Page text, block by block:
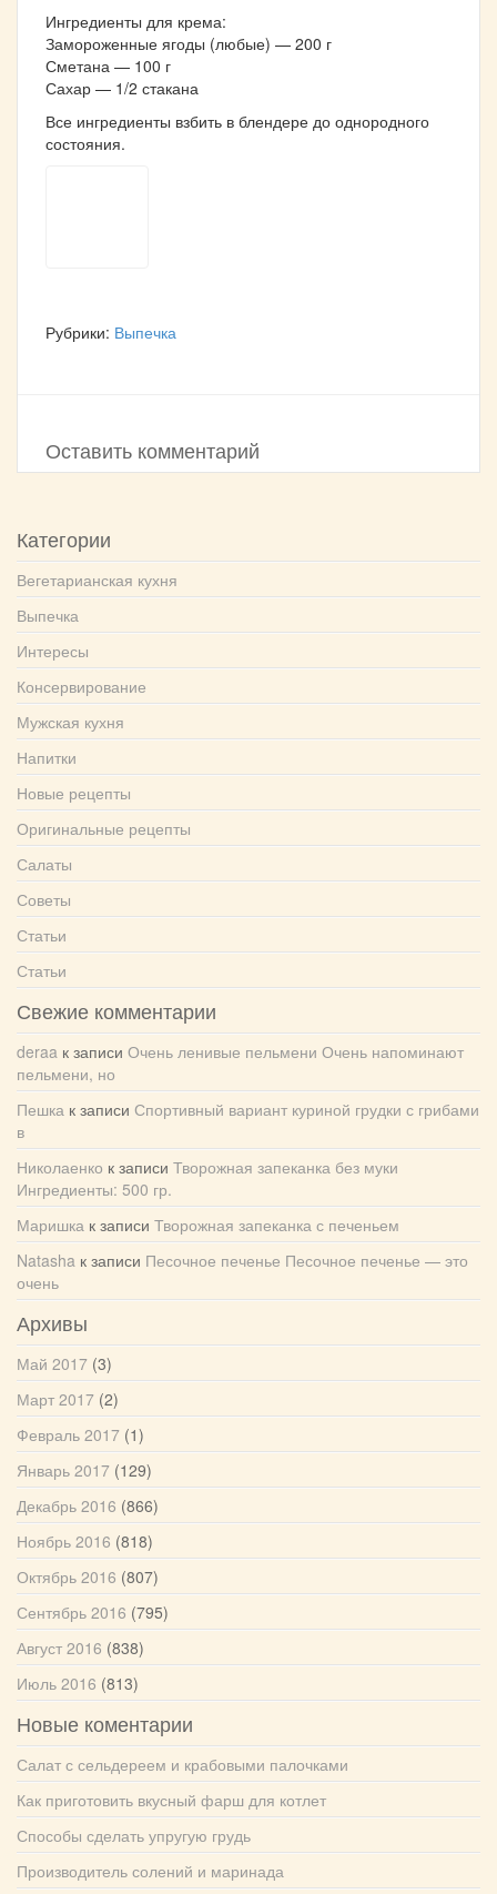
Ингредиенты для крема:
Замороженные ягоды (любые) — 200 г
Сметана — 100 г
Сахар — 1/2 стакана
Все ингредиенты взбить в блендере до однородного
состояния.
Рубрики: Выпечка
Оставить комментарий
Категории
Вегетарианская кухня
Выпечка
Интересы
Консервирование
Мужская кухня
Напитки
Новые рецепты
Оригинальные рецепты
Салаты
Советы
Статьи
Статьи
Свежие комментарии
deraa к записи Очень ленивые пельмени Очень напоминают
пельмени, но
Пешка к записи Спортивный вариант куриной грудки с грибами
в
Николаенко к записи Творожная запеканка без муки
Ингредиенты: 500 гр.
Маришка к записи Творожная запеканка с печеньем
Natasha к записи Песочное печенье Песочное печенье — это
очень
Архивы
Май 2017 (3)
Март 2017 (2)
Февраль 2017 (1)
Январь 2017 (129)
Декабрь 2016 (866)
Ноябрь 2016 (818)
Октябрь 2016 (807)
Сентябрь 2016 (795)
Август 2016 (838)
Июль 2016 (813)
Новые коментарии
Салат с сельдереем и крабовыми палочками
Как приготовить вкусный фарш для котлет
Способы сделать упругую грудь
Производитель солений и маринада